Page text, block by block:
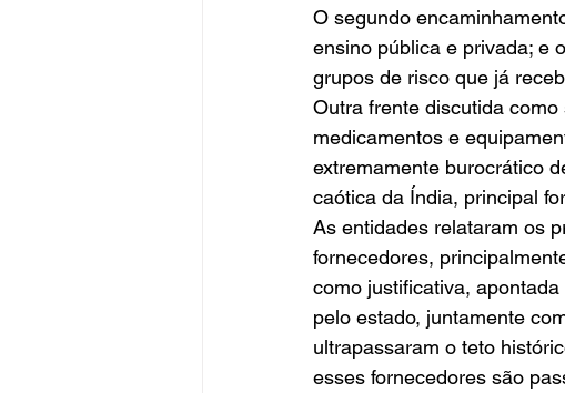
O segundo
ensino pública e privada; e
grupos de risco que já
Outra frente discutida
medicamentos e
extremamente burocrático
caótica da Índia, principal
As entidades relataram os
fornecedores,
como justificativa,
pelo estado, juntamente
ultrapassaram o teto
esses fornecedores são